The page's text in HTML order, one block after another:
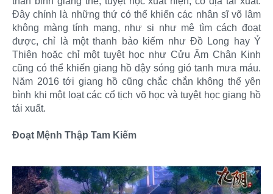
Đây chính là những thứ có thể khiến các nhân sĩ võ lâm
không màng tính mạng, như si như mê tìm cách đoạt
được, chỉ là một thanh bảo kiếm như Đồ Long hay Ỷ
Thiên hoặc chỉ một tuyệt học như Cửu Âm Chân Kinh
cũng có thể khiến giang hồ dậy sóng gió tanh mưa máu.
Năm 2016 tới giang hồ cũng chắc chắn không thể yên
bình khi một loạt các cổ tịch võ học và tuyệt học giang hồ
tái xuất.
Đoạt Mệnh Thập Tam Kiếm